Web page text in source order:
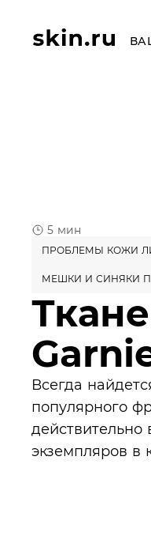
5 мин
ПРОБЛЕМЫ КОЖИ
МЕШКИ И СИНЯКИ
Всегда
популярного
экземпляров в